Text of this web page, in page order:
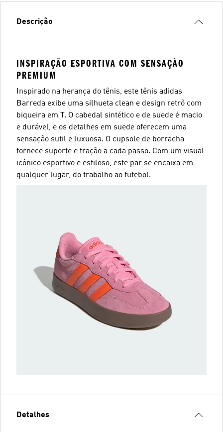
Descrição
INSPIRAÇÃO ESPORTIVA COM SENSAÇÃO
PREMIUM
Inspirado na herança do tênis, este tênis adidas
Barreda exibe uma silhueta clean e design retrô com
biqueira em T. O cabedal sintético e de suede é macio
e durável, e os detalhes em suede oferecem uma
sensação sutil e luxuosa. O cupsole de borracha
fornece suporte e tração a cada passo. Com um visual
icônico esportivo e estiloso, este par se encaixa em
qualquer lugar, do trabalho ao futebol.
Detalhes